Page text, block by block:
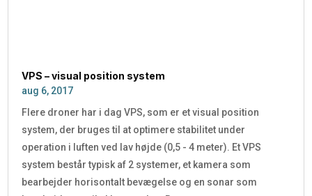
VPS – visual position system
aug 6, 2017
Flere droner har i dag VPS, som er et visual position
system, der bruges til at optimere stabilitet under
operation i luften ved lav højde (0,5 - 4 meter). Et VPS
system består typisk af 2 systemer, et kamera som
bearbejder horisontalt bevægelse og en sonar som